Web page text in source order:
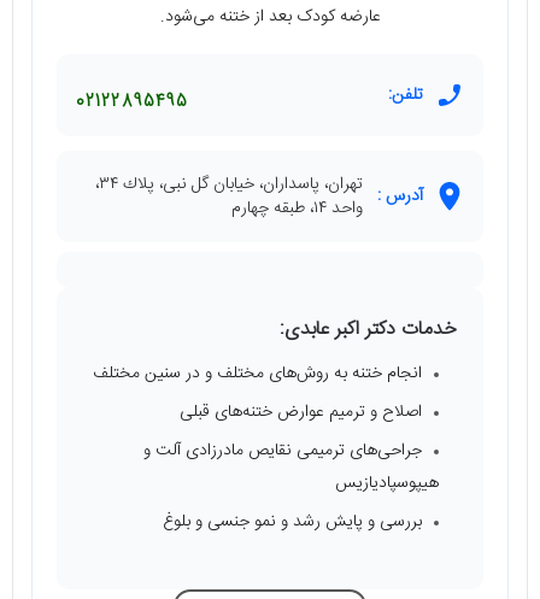
عارضه کودک بعد از ختنه می‌شود.
تلفن: 02122895495
آدرس :
تهران، پاسداران، خيابان گل نبى، پلاك ٣٤،
واحد ١٤، طبقه چهارم
خدمات دکتر اکبر عابدی:
انجام ختنه به روش‌هاى مختلف و در سنين مختلف
اصلاح و ترميم عوارض ختنه‌هاى قبلى
جراحى‌هاى ترميمى نقايص مادرزادى آلت و
هيپوسپاديازيس
بررسى و پايش رشد و نمو جنسى و بلوغ